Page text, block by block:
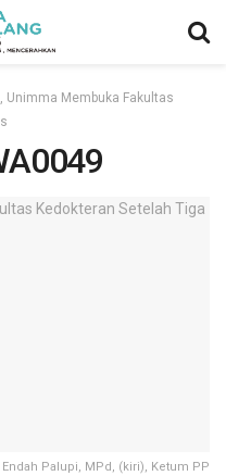
Unimma Membuka Fakultas
Endah Palupi, MPd, (kiri), Ketum PP